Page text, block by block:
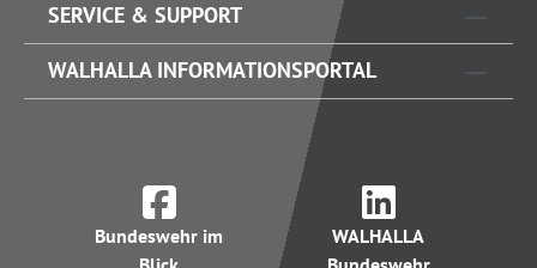
SERVICE & SUPPORT
WALHALLA INFORMATIONSPORTAL
Bundeswehr im
WALHALLA